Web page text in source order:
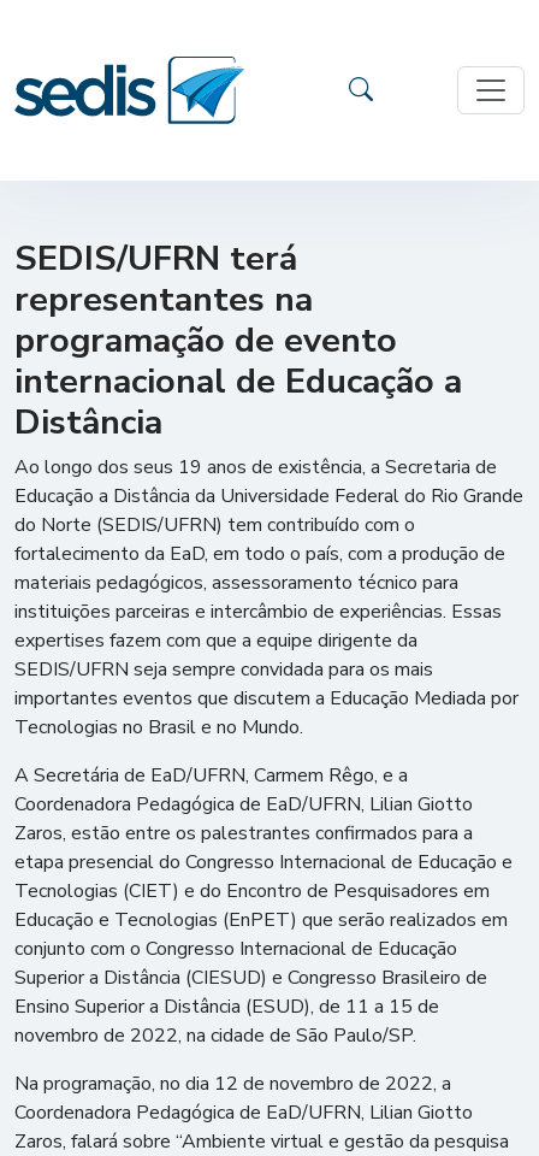
SEDIS/UFRN terá
representantes na
programação de evento
internacional de Educação a
Distância
Ao longo dos seus 19 anos de existência, a Secretaria de
Educação a Distância da Universidade Federal do Rio Grande
do Norte (SEDIS/UFRN) tem contribuído com o
fortalecimento da EaD, em todo o país, com a produção de
materiais pedagógicos, assessoramento técnico para
instituições parceiras e intercâmbio de experiências. Essas
expertises fazem com que a equipe dirigente da
SEDIS/UFRN seja sempre convidada para os mais
importantes eventos que discutem a Educação Mediada por
Tecnologias no Brasil e no Mundo.
A Secretária de EaD/UFRN, Carmem Rêgo, e a
Coordenadora Pedagógica de EaD/UFRN, Lilian Giotto
Zaros, estão entre os palestrantes confirmados para a
etapa presencial do Congresso Internacional de Educação e
Tecnologias (CIET) e do Encontro de Pesquisadores em
Educação e Tecnologias (EnPET) que serão realizados em
conjunto com o Congresso Internacional de Educação
Superior a Distância (CIESUD) e Congresso Brasileiro de
Ensino Superior a Distância (ESUD), de 11 a 15 de
novembro de 2022, na cidade de São Paulo/SP.
Na programação, no dia 12 de novembro de 2022, a
Coordenadora Pedagógica de EaD/UFRN, Lilian Giotto
Zaros, falará sobre “Ambiente virtual e gestão da pesquisa